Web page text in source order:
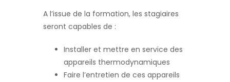
A l’issue de la formation, les stagiaires
seront capables de :
Installer et mettre en service des
appareils thermodynamiques
Faire l’entretien de ces appareils